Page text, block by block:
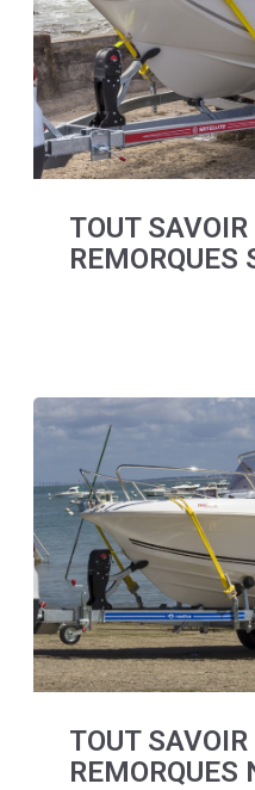
TOUT
REMORQUES
TOUT
REMORQUES